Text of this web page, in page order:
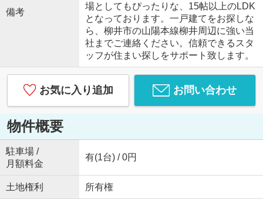
備考
場としてもぴったりな、15帖以上のLDK
となっております。一戸建てをお探しな
ら、柳井市の山陽本線柳井周辺に強い当
社までご連絡ください。信頼できるスタ
ッフが住まい探しをサポート致します。
お気に入り追加 お問い合わせ
物件概要
駐車場 /
月額料金
有(1台) / 0円
土地権利 所有権